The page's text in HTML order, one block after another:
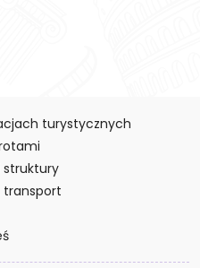
turystycznych
struktury
transport